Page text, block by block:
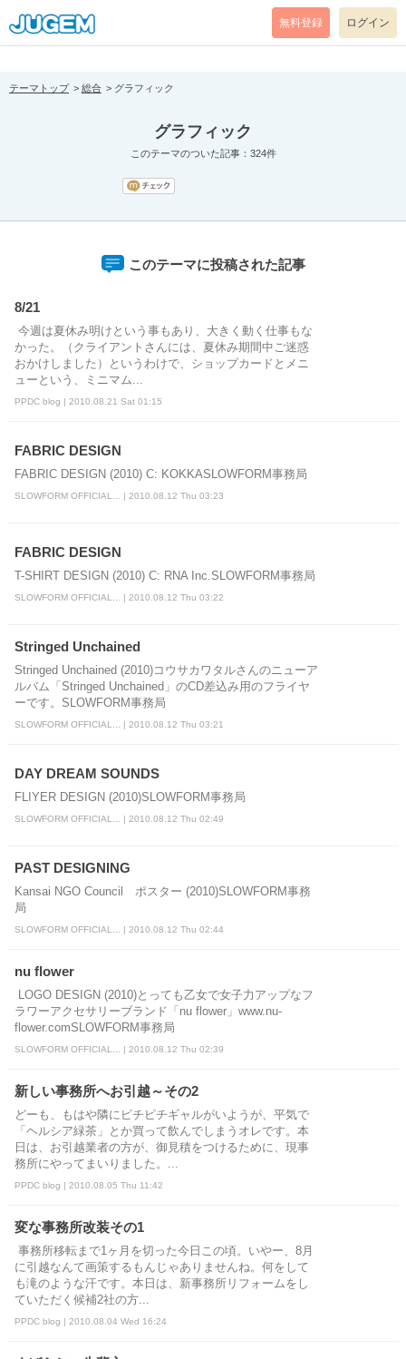
[pear_error: message="Success" code=0 mode=return level=notice
prefix="" info=""]
無料登録 ログイン
テーマトップ 総合 グラフィック
グラフィック
このテーマのついた記事：324件
このテーマに投稿された記事
8/21
今週は夏休み明けという事もあり、大きく動く仕事もな
かった。（クライアントさんには、夏休み期間中ご迷惑
おかけしました）というわけで、ショップカードとメニ
ューという、ミニマム...
PPDC blog | 2010.08.21 Sat 01:15
FABRIC DESIGN
FABRIC DESIGN (2010) C: KOKKASLOWFORM事務局
SLOWFORM OFFICIAL... | 2010.08.12 Thu 03:23
FABRIC DESIGN
T-SHIRT DESIGN (2010) C: RNA Inc.SLOWFORM事務局
SLOWFORM OFFICIAL... | 2010.08.12 Thu 03:22
Stringed Unchained
Stringed Unchained (2010)コウサカワタルさんのニューア
ルバム「Stringed Unchained」のCD差込み用のフライヤ
ーです。SLOWFORM事務局
SLOWFORM OFFICIAL... | 2010.08.12 Thu 03:21
DAY DREAM SOUNDS
FLIYER DESIGN (2010)SLOWFORM事務局
SLOWFORM OFFICIAL... | 2010.08.12 Thu 02:49
PAST DESIGNING
Kansai NGO Council ポスター (2010)SLOWFORM事務
局
SLOWFORM OFFICIAL... | 2010.08.12 Thu 02:44
nu flower
LOGO DESIGN (2010)とっても乙女で女子力アップなフ
ラワーアクセサリーブランド「nu flower」www.nu-
flower.comSLOWFORM事務局
SLOWFORM OFFICIAL... | 2010.08.12 Thu 02:39
新しい事務所へお引越～その2
どーも、もはや隣にピチピチギャルがいようが、平気で
「ヘルシア緑茶」とか買って飲んでしまうオレです。本
日は、お引越業者の方が、御見積をつけるために、現事
務所にやってまいりました。...
PPDC blog | 2010.08.05 Thu 11:42
変な事務所改装その1
事務所移転まで1ヶ月を切った今日この頃。いやー、8月
に引越なんて画策するもんじゃありませんね。何をして
も滝のような汗です。本日は、新事務所リフォームをし
ていただく候補2社の方...
PPDC blog | 2010.08.04 Wed 16:24